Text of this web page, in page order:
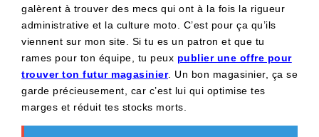
galèrent à trouver des mecs qui ont à la fois la rigueur
administrative et la culture moto. C’est pour ça qu’ils
viennent sur mon site. Si tu es un patron et que tu
rames pour ton équipe, tu peux publier une offre pour
trouver ton futur magasinier. Un bon magasinier, ça se
garde précieusement, car c’est lui qui optimise tes
marges et réduit tes stocks morts.